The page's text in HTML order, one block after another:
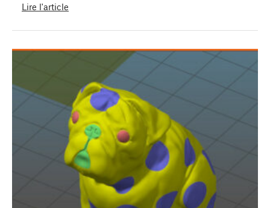
Lire l'article